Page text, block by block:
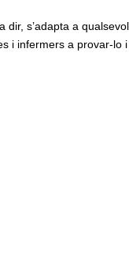
s’adapta a
i infermers a provar-lo